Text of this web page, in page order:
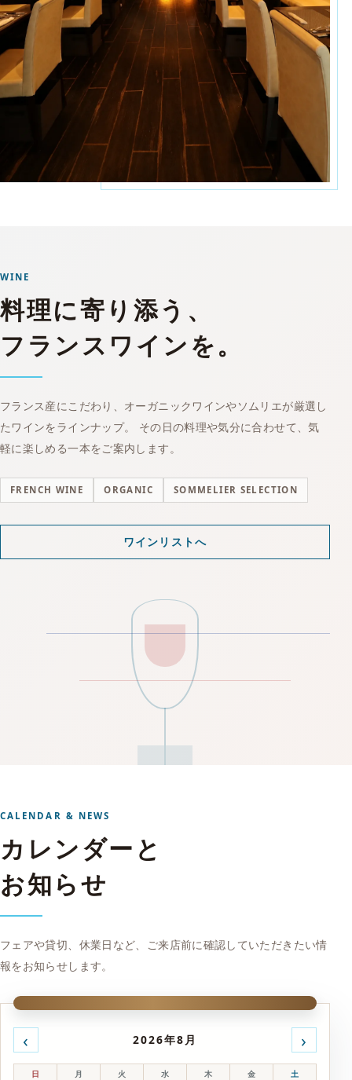
WINE
料理に寄り添う、
フランスワインを。
フランス産にこだわり、オーガニックワインやソムリエが厳選し
たワインをラインナップ。 その日の料理や気分に合わせて、気
軽に楽しめる一本をご案内します。
FRENCH WINE ORGANIC SOMMELIER SELECTION
ワインリストへ
CALENDAR & NEWS
カレンダーと
お知らせ
フェアや貸切、休業日など、ご来店前に確認していただきたい情
報をお知らせします。
‹ 2026年8月 ›
日 月 火 水 木 金 土